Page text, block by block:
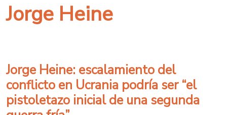
Jorge Heine
Jorge Heine: escalamiento del
conflicto en Ucrania podría ser “el
pistoletazo inicial de una segunda